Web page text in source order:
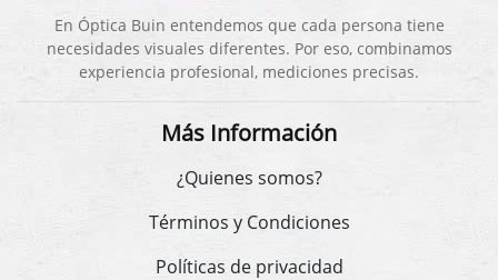
En Óptica Buin entendemos que cada persona tiene
necesidades visuales diferentes. Por eso, combinamos
experiencia profesional, mediciones precisas.
Más Información
¿Quienes somos?
Términos y Condiciones
Políticas de privacidad